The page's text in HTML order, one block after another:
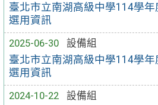
臺北市立南湖高級中學114學
選用資訊
2025-06-30
設備組
臺北市立南湖高級中學114學
選用資訊
2024-10-22
設備組